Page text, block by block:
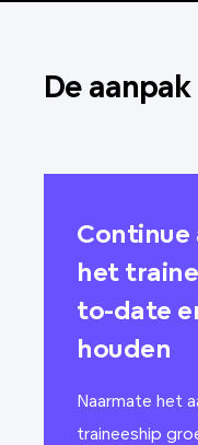
De aanpak
Continue
het
to-date
houden
Naarmate het
traineeship